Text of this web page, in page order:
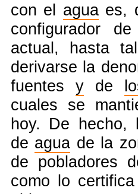
con el aguaes,
configurador
actual, hasta
derivarse la
fuentes yde
cuales se
hoy. De hecho,
de agua de la
de pobladores
como lo